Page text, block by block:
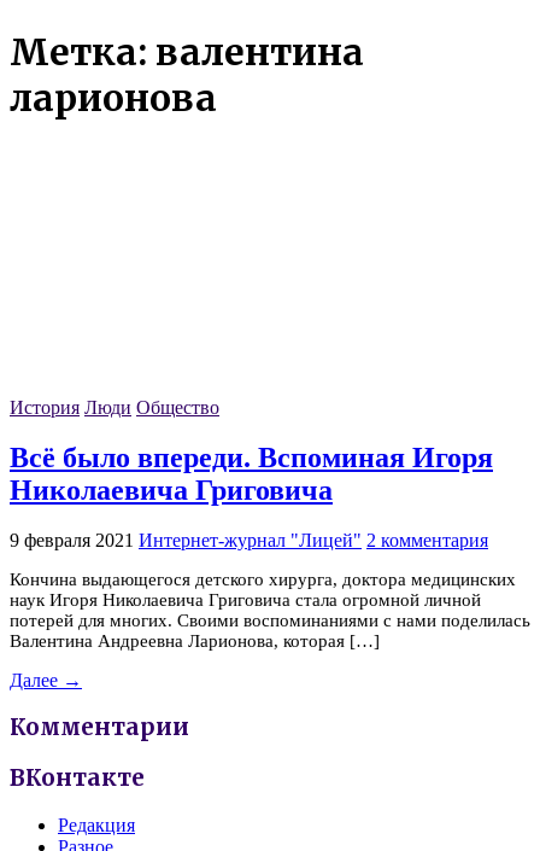
Метка: валентина
ларионова
История Люди Общество
Всё было впереди. Вспоминая Игоря
Николаевича Григовича
9 февраля 2021 Интернет-журнал "Лицей" 2 комментария
Кончина выдающегося детского хирурга, доктора медицинских
наук Игоря Николаевича Григовича стала огромной личной
потерей для многих. Своими воспоминаниями с нами поделилась
Валентина Андреевна Ларионова, которая […]
Далее →
Комментарии
ВКонтакте
Редакция
Разное